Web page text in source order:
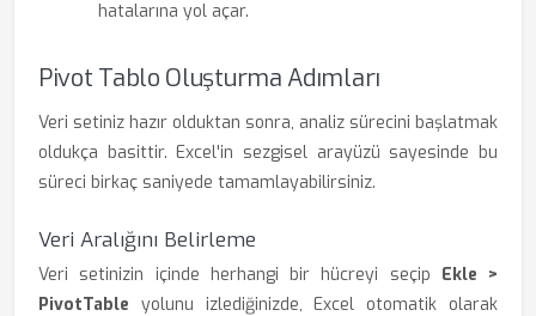
hatalarına yol açar.
Pivot Tablo Oluşturma Adımları
Veri setiniz hazır olduktan sonra, analiz sürecini başlatmak
oldukça basittir. Excel'in sezgisel arayüzü sayesinde bu
süreci birkaç saniyede tamamlayabilirsiniz.
Veri Aralığını Belirleme
Veri setinizin içinde herhangi bir hücreyi seçip Ekle >
PivotTable yolunu izlediğinizde, Excel otomatik olarak